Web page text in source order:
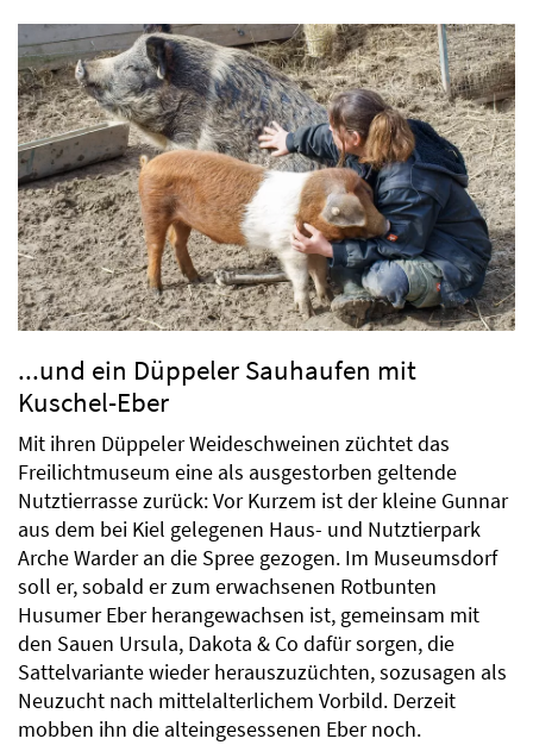
...und ein Düppeler Sauhaufen mit
Kuschel-Eber
Mit ihren Düppeler Weideschweinen züchtet das
Freilichtmuseum eine als ausgestorben geltende
Nutztierrasse zurück: Vor Kurzem ist der kleine Gunnar
aus dem bei Kiel gelegenen Haus- und Nutztierpark
Arche Warder an die Spree gezogen. Im Museumsdorf
soll er, sobald er zum erwachsenen Rotbunten
Husumer Eber herangewachsen ist, gemeinsam mit
den Sauen Ursula, Dakota & Co dafür sorgen, die
Sattelvariante wieder herauszuzüchten, sozusagen als
Neuzucht nach mittelalterlichem Vorbild. Derzeit
mobben ihn die alteingesessenen Eber noch.